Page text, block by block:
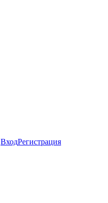
ВходРегистрация